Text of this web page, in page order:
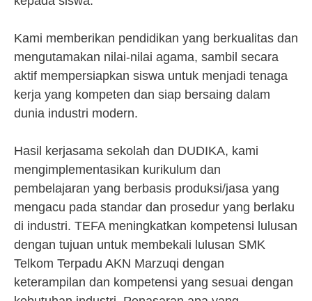
Kami memberikan pendidikan yang berkualitas dan
mengutamakan nilai-nilai agama, sambil secara
aktif mempersiapkan siswa untuk menjadi tenaga
kerja yang kompeten dan siap bersaing dalam
dunia industri modern.
Hasil kerjasama sekolah dan DUDIKA, kami
mengimplementasikan kurikulum dan
pembelajaran yang berbasis produksi/jasa yang
mengacu pada standar dan prosedur yang berlaku
di industri. TEFA meningkatkan kompetensi lulusan
dengan tujuan untuk membekali lulusan SMK
Telkom Terpadu AKN Marzuqi dengan
keterampilan dan kompetensi yang sesuai dengan